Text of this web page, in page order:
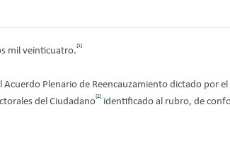
mil veinticuatro.
[1]
Acuerdo Plenario de Reencauzamiento dictado por
del Ciudadano
[2]
identificado al rubro, de